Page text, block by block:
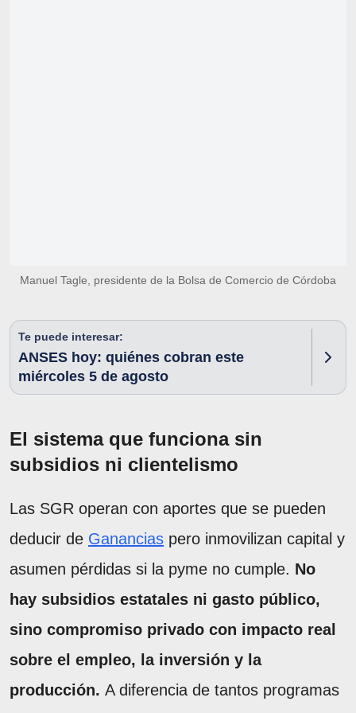
Manuel Tagle, presidente de la Bolsa de Comercio de Córdoba
Te puede interesar:
ANSES hoy: quiénes cobran este
miércoles 5 de agosto
El sistema que funciona sin
subsidios ni clientelismo
Las SGR operan con aportes que se pueden
deducir de Ganancias pero inmovilizan capital y
asumen pérdidas si la pyme no cumple. No
hay subsidios estatales ni gasto público,
sino compromiso privado con impacto real
sobre el empleo, la inversión y la
producción. A diferencia de tantos programas